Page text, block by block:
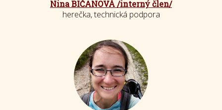
Nina BIČANOVÁ /interný člen/
herečka, technická podpora